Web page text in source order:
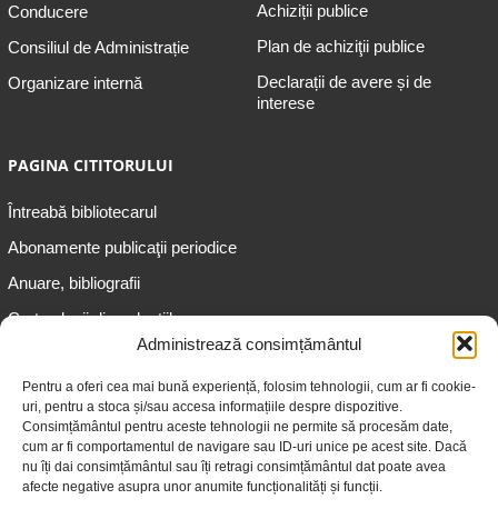
Administrează consimțământul
Pentru a oferi cea mai bună experiență, folosim tehnologii, cum ar fi cookie-
uri, pentru a stoca și/sau accesa informațiile despre dispozitive.
Consimțământul pentru aceste tehnologii ne permite să procesăm date,
cum ar fi comportamentul de navigare sau ID-uri unice pe acest site. Dacă
nu îți dai consimțământul sau îți retragi consimțământul dat poate avea
afecte negative asupra unor anumite funcționalități și funcții.
Conducere
Consiliul de Administrație
Organizare internă
Achiziții publice
Plan de achiziţii publice
Declarații de avere și de
interese
PAGINA CITITORULUI
Întreabă bibliotecarul
Abonamente publicaţii periodice
Anuare, bibliografii
Cartea lunii din colecțiile
Informații pentru adolescenți
Informații pentru adulți
Informații pentru seniori